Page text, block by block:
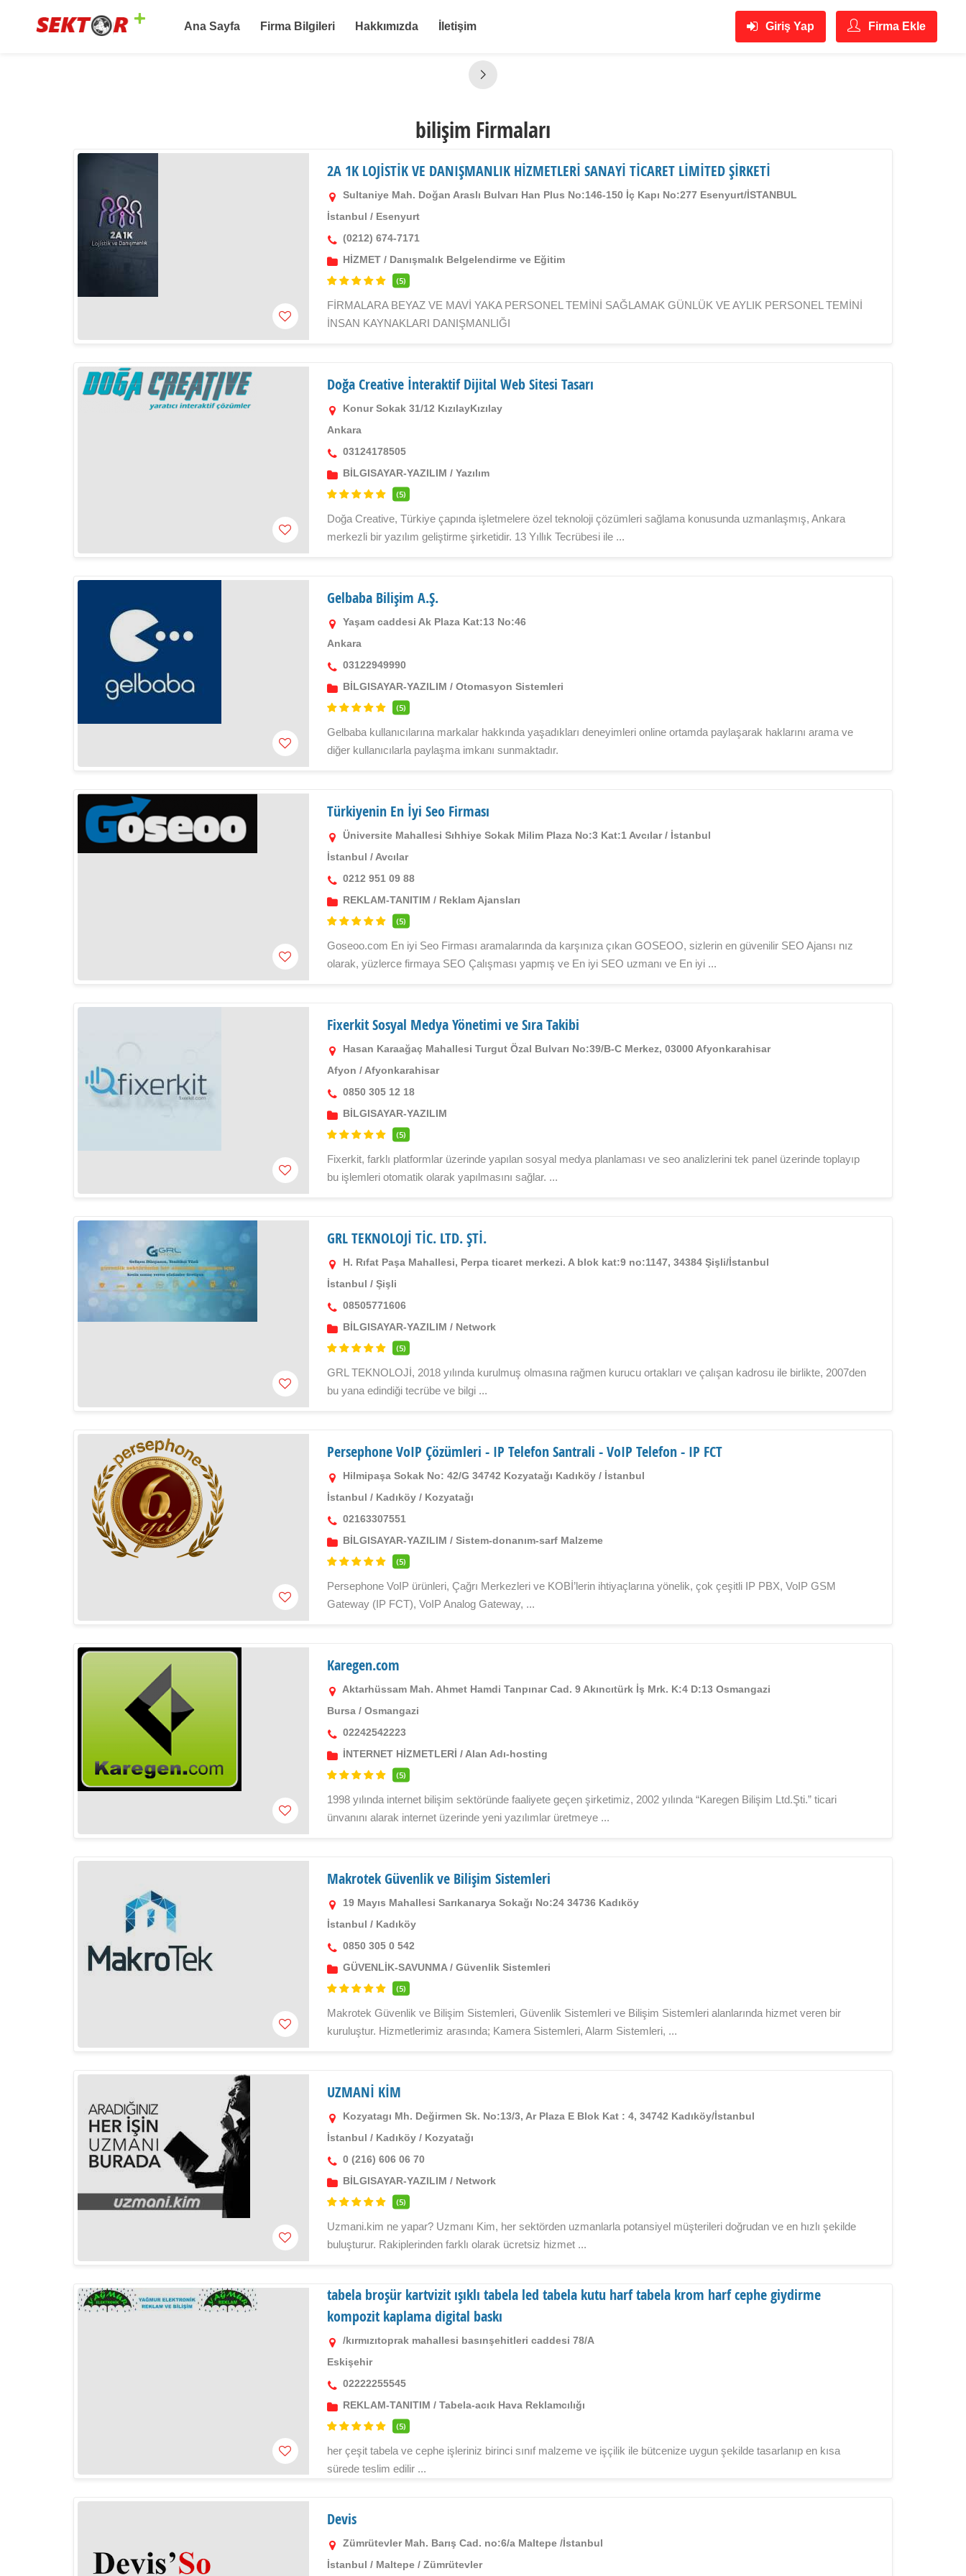
Ana Sayfa Firma Bilgileri Hakkımızda İletişim Giriş Yap Firma Ekle
bilişim Firmaları
2A 1K LOJİSTİK VE DANIŞMANLIK HİZMETLERİ SANAYİ TİCARET LİMİTED ŞİRKETİ
Sultaniye Mah. Doğan Araslı Bulvarı Han Plus No:146-150 İç Kapı No:277 Esenyurt/İSTANBUL
İstanbul / Esenyurt
(0212) 674-7171
HİZMET / Danışmalık Belgelendirme ve Eğitim
(5)
FİRMALARA BEYAZ VE MAVİ YAKA PERSONEL TEMİNİ SAĞLAMAK GÜNLÜK VE AYLIK PERSONEL TEMİNİ
İNSAN KAYNAKLARI DANIŞMANLIĞI
Doğa Creative İnteraktif Dijital Web Sitesi Tasarı
Konur Sokak 31/12 KızılayKızılay
Ankara
03124178505
BİLGISAYAR-YAZILIM /Yazılım
(5)
Doğa Creative, Türkiye çapında işletmelere özel teknoloji çözümleri sağlama konusunda uzmanlaşmış, Ankara
merkezli bir yazılım geliştirme şirketidir. 13 Yıllık Tecrübesi ile ...
Gelbaba Bilişim A.Ş.
Yaşam caddesi Ak Plaza Kat:13 No:46
Ankara
03122949990
BİLGISAYAR-YAZILIM /Otomasyon Sistemleri
(5)
Gelbaba kullanıcılarına markalar hakkında yaşadıkları deneyimleri online ortamda paylaşarak haklarını arama ve
diğer kullanıcılarla paylaşma imkanı sunmaktadır.
Türkiyenin En İyi Seo Firması
Üniversite Mahallesi Sıhhiye Sokak Milim Plaza No:3 Kat:1 Avcılar / İstanbul
İstanbul / Avcılar
0212 951 09 88
REKLAM-TANITIM / Reklam Ajansları
(5)
Goseoo.com En iyi Seo Firması aramalarında da karşınıza çıkan GOSEOO, sizlerin en güvenilir SEO Ajansı nız
olarak, yüzlerce firmaya SEO Çalışması yapmış ve En iyi SEO uzmanı ve En iyi ...
Fixerkit Sosyal Medya Yönetimi ve Sıra Takibi
Hasan Karaağaç Mahallesi Turgut Özal Bulvarı No:39/B-C Merkez, 03000 Afyonkarahisar
Afyon / Afyonkarahisar
0850 305 12 18
BİLGISAYAR-YAZILIM
(5)
Fixerkit, farklı platformlar üzerinde yapılan sosyal medya planlaması ve seo analizlerini tek panel üzerinde toplayıp
bu işlemleri otomatik olarak yapılmasını sağlar. ...
GRL TEKNOLOJİ TİC. LTD. ŞTİ.
H. Rıfat Paşa Mahallesi, Perpa ticaret merkezi. A blok kat:9 no:1147, 34384 Şişli/İstanbul
İstanbul /Şişli
08505771606
BİLGISAYAR-YAZILIM / Network
(5)
GRL TEKNOLOJİ, 2018 yılında kurulmuş olmasına rağmen kurucu ortakları ve çalışan kadrosu ile birlikte, 2007den
bu yana edindiği tecrübe ve bilgi ...
Persephone VoIP Çözümleri - IP Telefon Santrali - VoIP Telefon - IP FCT
Hilmipaşa Sokak No: 42/G 34742 Kozyatağı Kadıköy / İstanbul
İstanbul / Kadıköy / Kozyatağı
02163307551
BİLGISAYAR-YAZILIM /Sistem-donanım-sarf Malzeme
(5)
Persephone VoIP ürünleri, Çağrı Merkezleri ve KOBİ’lerin ihtiyaçlarına yönelik, çok çeşitli IP PBX, VoIP GSM
Gateway (IP FCT), VoIP Analog Gateway, ...
Karegen.com
Aktarhüssam Mah. Ahmet Hamdi Tanpınar Cad. 9 Akıncıtürk İş Mrk. K:4 D:13 Osmangazi
Bursa /Osmangazi
02242542223
İNTERNET HİZMETLERİ / Alan Adı-hosting
(5)
1998 yılında internet bilişim sektöründe faaliyete geçen şirketimiz, 2002 yılında “Karegen Bilişim Ltd.Şti.” ticari
ünvanını alarak internet üzerinde yeni yazılımlar üretmeye ...
Makrotek Güvenlik ve Bilişim Sistemleri
19 Mayıs Mahallesi Sarıkanarya Sokağı No:24 34736 Kadıköy
İstanbul / Kadıköy
0850 305 0 542
GÜVENLİK-SAVUNMA/Güvenlik Sistemleri
(5)
Makrotek Güvenlik ve Bilişim Sistemleri, Güvenlik Sistemleri ve Bilişim Sistemleri alanlarında hizmet veren bir
kuruluştur. Hizmetlerimiz arasında; Kamera Sistemleri, Alarm Sistemleri, ...
UZMANİ KİM
Kozyatagı Mh. Değirmen Sk. No:13/3, Ar Plaza E Blok Kat : 4, 34742 Kadıköy/İstanbul
İstanbul / Kadıköy / Kozyatağı
0 (216) 606 06 70
BİLGISAYAR-YAZILIM / Network
(5)
Uzmani.kim ne yapar? Uzmanı Kim, her sektörden uzmanlarla potansiyel müşterileri doğrudan ve en hızlı şekilde
buluşturur. Rakiplerinden farklı olarak ücretsiz hizmet ...
tabela broşür kartvizit ışıklı tabela led tabela kutu harf tabela krom harf cephe giydirme
kompozit kaplama digital baskı
/kırmızıtoprak mahallesi basınşehitleri caddesi 78/A
Eskişehir
02222255545
REKLAM-TANITIM /Tabela-acık Hava Reklamcılığı
(5)
her çeşit tabela ve cephe işleriniz birinci sınıf malzeme ve işçilik ile bütcenize uygun şekilde tasarlanıp en kısa
sürede teslim edilir ...
Devis
Zümrütevler Mah. Barış Cad. no:6/a Maltepe /İstanbul
İstanbul / Maltepe /Zümrütevler